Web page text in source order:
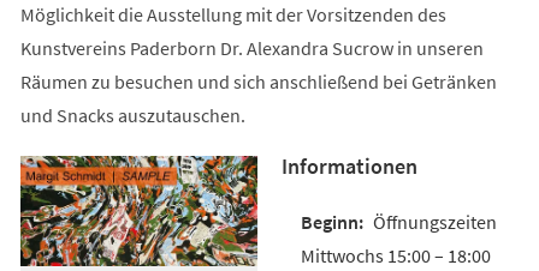
Möglichkeit die Ausstellung mit der Vorsitzenden des
Kunstvereins Paderborn Dr. Alexandra Sucrow in unseren
Räumen zu besuchen und sich anschließend bei Getränken
und Snacks auszutauschen.
Informationen
Öffnungszeiten
Mittwochs 15:00 – 18:00